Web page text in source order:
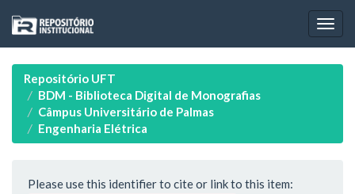
navigation
Repositório UFT
BDM - Biblioteca Digital de Monografias
Câmpus Universitário de Palmas
Engenharia Elétrica
Please use this identifier to cite or link to this item: